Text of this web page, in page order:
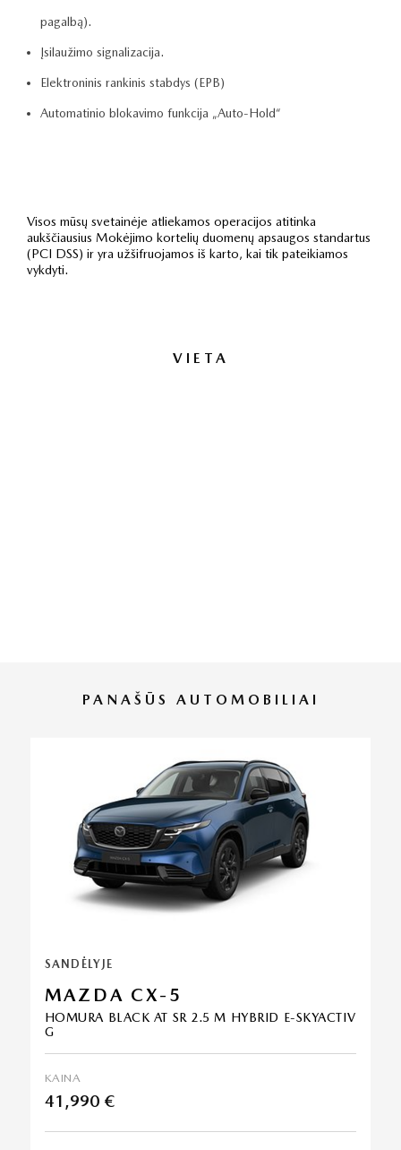
pagalbą).
Įsilaužimo signalizacija.
Elektroninis rankinis stabdys (EPB)
Automatinio blokavimo funkcija „Auto-Hold“
Visos mūsų svetainėje atliekamos operacijos atitinka
aukščiausius Mokėjimo kortelių duomenų apsaugos standartus
(PCI DSS) ir yra užšifruojamos iš karto, kai tik pateikiamos
vykdyti.
VIETA
PANAŠŪS AUTOMOBILIAI
SANDĖLYJE
MAZDA CX-5
HOMURA BLACK AT SR 2.5 M HYBRID E-SKYACTIV
G
KAINA
41,990 €